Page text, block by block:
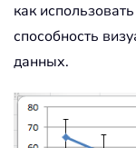
как
способность
данных.